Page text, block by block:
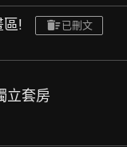
區! 已刪文
立套房